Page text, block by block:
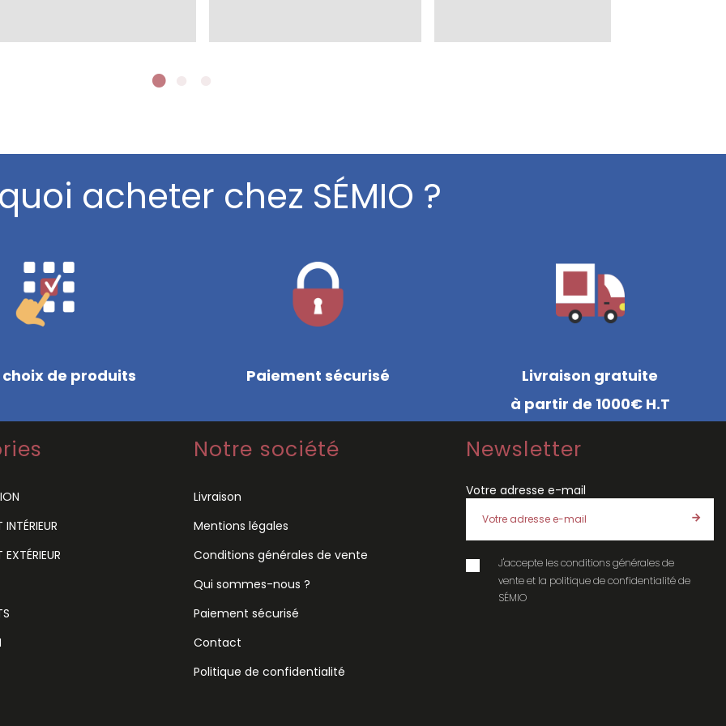
acheter chez SÉMIO ?
de produits Paiement sécurisé
Livraison gratuite
à partir de 1000€ H.T
Notre société
Livraison
Mentions légales
Conditions générales de vente
Qui sommes-nous ?
Paiement sécurisé
Contact
Politique de confidentialité
Newsletter
Votre adresse e-mail
J'accepte lesconditions générales de
venteet la politique de confidentialitéde
SÉMIO